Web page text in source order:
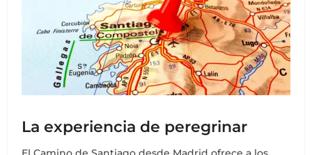
La experiencia de peregrinar